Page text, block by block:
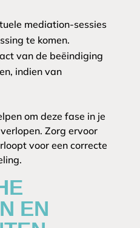
mediation-sessies
te komen.
van de beëindiging
indien van
om deze fase in je
Zorg ervoor
voor een correcte
EN